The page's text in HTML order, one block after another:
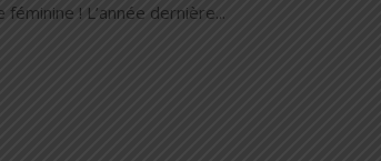
! L’année dernière...